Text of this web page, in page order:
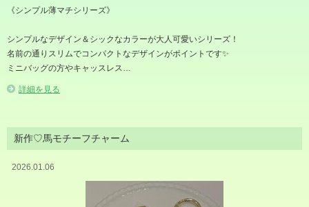
《シンプル薄マチシリーズ》
シンプルなデザイン＆シックなカラーが大人可愛いシリーズ！
名前の通りスリムでコンパクトなデザインがポイントです✨️
ミニバッグの方やキャッスレス…
詳細を見る
新作♡馬モチーフチャーム
2026.01.06